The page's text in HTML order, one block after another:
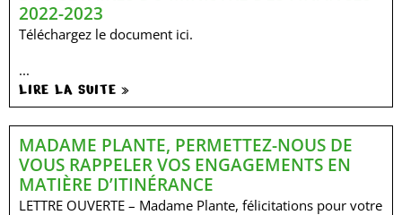
2022-2023
Téléchargez le document ici.
...
LIRE LA SUITE »
MADAME PLANTE, PERMETTEZ-NOUS DE
VOUS RAPPELER VOS ENGAGEMENTS EN
MATIÈRE D’ITINÉRANCE
LETTRE OUVERTE – Madame Plante, félicitations pour votre